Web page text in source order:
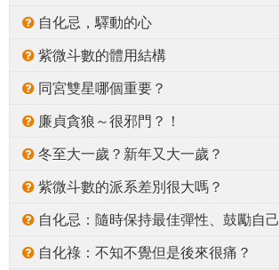
自化忌，驛動的心
紫微斗數的體用結構
同宮雙星哪個重要？
廉貞貪狼～很邪門？！
冬至大一歲？新年又大一歲？
紫微斗數的派系差別很大嗎？
自化忌：隨時保持最佳彈性、鼓勵自己
自化祿：不知不覺但是後來很痛？